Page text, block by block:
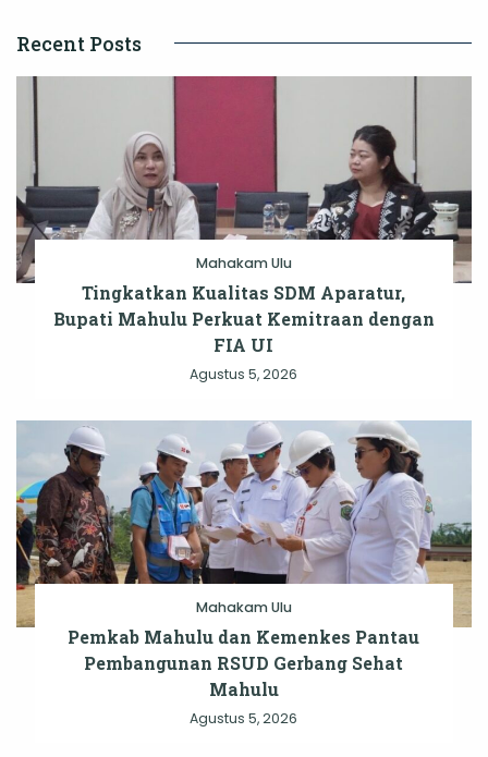
Recent Posts
Mahakam Ulu
Tingkatkan Kualitas SDM Aparatur,
Bupati Mahulu Perkuat Kemitraan dengan
FIA UI
Agustus 5, 2026
Mahakam Ulu
Pemkab Mahulu dan Kemenkes Pantau
Pembangunan RSUD Gerbang Sehat
Mahulu
Agustus 5, 2026